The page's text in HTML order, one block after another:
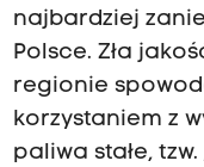
najbardziej
Polsce. Zła
regionie
korzystaniem z
paliwa stałe,